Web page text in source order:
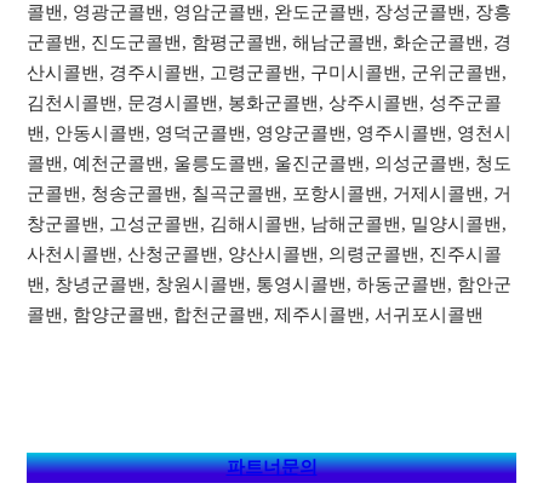
콜밴, 영광군콜밴, 영암군콜밴, 완도군콜밴, 장성군콜밴, 장흥
군콜밴, 진도군콜밴, 함평군콜밴, 해남군콜밴, 화순군콜밴, 경
산시콜밴, 경주시콜밴, 고령군콜밴, 구미시콜밴, 군위군콜밴,
김천시콜밴, 문경시콜밴, 봉화군콜밴, 상주시콜밴, 성주군콜
밴, 안동시콜밴, 영덕군콜밴, 영양군콜밴, 영주시콜밴, 영천시
콜밴, 예천군콜밴, 울릉도콜밴, 울진군콜밴, 의성군콜밴, 청도
군콜밴, 청송군콜밴, 칠곡군콜밴, 포항시콜밴, 거제시콜밴, 거
창군콜밴, 고성군콜밴, 김해시콜밴, 남해군콜밴, 밀양시콜밴,
사천시콜밴, 산청군콜밴, 양산시콜밴, 의령군콜밴, 진주시콜
밴, 창녕군콜밴, 창원시콜밴, 통영시콜밴, 하동군콜밴, 함안군
콜밴, 함양군콜밴, 합천군콜밴, 제주시콜밴, 서귀포시콜밴
파트너문의